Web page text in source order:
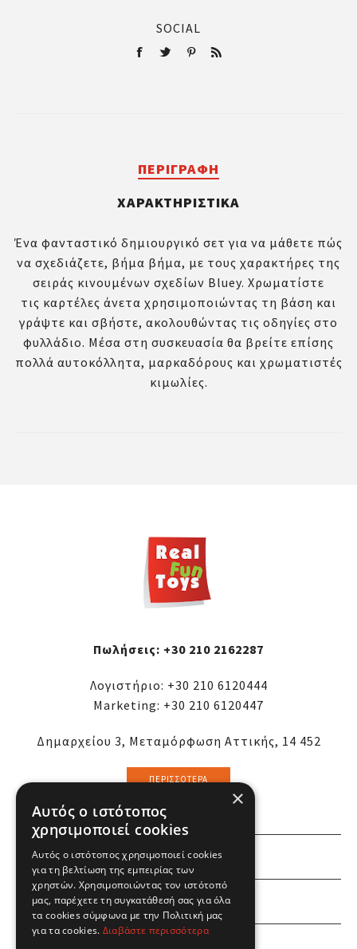
SOCIAL
ΠΕΡΙΓΡΑΦΉ
ΧΑΡΑΚΤΗΡΙΣΤΙΚΆ
Ένα φανταστικό δημιουργικό σετ για να μάθετε πώς
να σχεδιάζετε, βήμα βήμα, με τους χαρακτήρες της
σειράς κινουμένων σχεδίων Bluey. Χρωματίστε
τις καρτέλες άνετα χρησιμοποιώντας τη βάση και
γράψτε και σβήστε, ακολουθώντας τις οδηγίες στο
φυλλάδιο. Μέσα στη συσκευασία θα βρείτε επίσης
πολλά αυτοκόλλητα, μαρκαδόρους και χρωματιστές
κιμωλίες.
Πωλήσεις: +30 210 2162287
Λογιστήριο: +30 210 6120444
Marketing: +30 210 6120447
Δημαρχείου 3, Μεταμόρφωση Αττικής, 14 452
ΠΕΡΙΣΣΌΤΕΡΑ
ΕΜΕΙΣ
ΕΣΕΙΣ
×
Αυτός ο ιστότοπος
χρησιμοποιεί cookies
Αυτός ο ιστότοπος χρησιμοποιεί cookies
για τη βελτίωση της εμπειρίας των
χρηστών. Χρησιμοποιώντας τον ιστότοπό
μας, παρέχετε τη συγκατάθεσή σας για όλα
τα cookies σύμφωνα με την Πολιτική μας
για τα cookies. Διαβάστε περισσότερα